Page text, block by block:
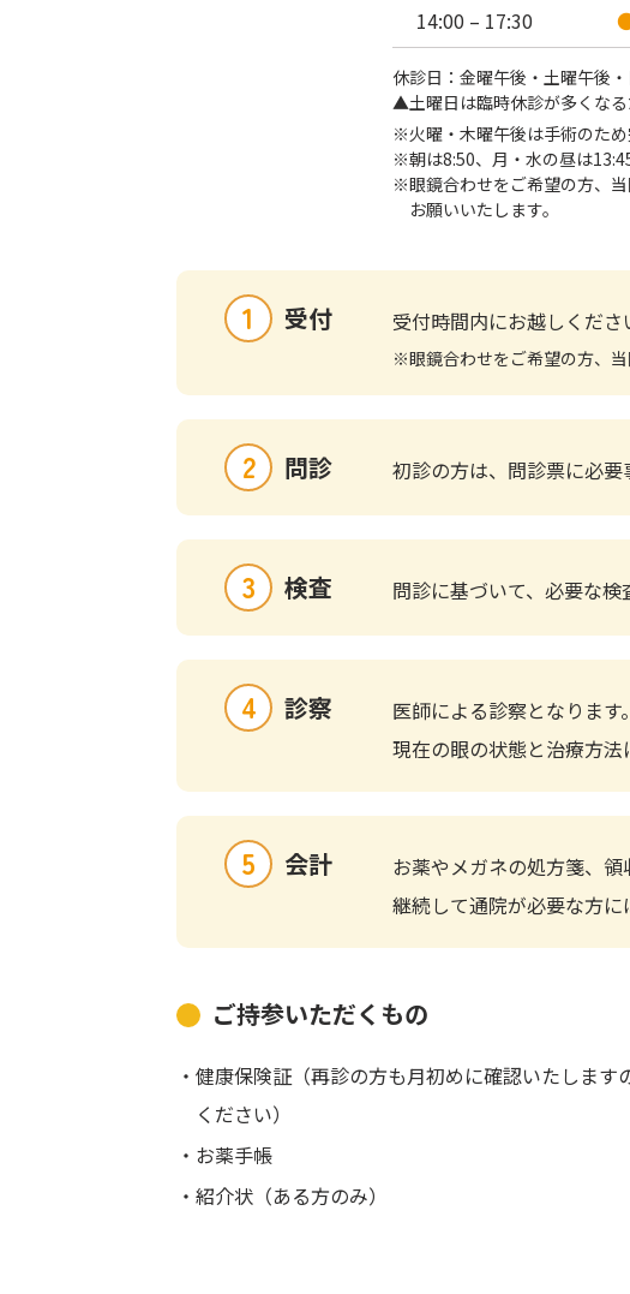
14:00 – 17:30
休診日：金曜午後・土曜午後
▲土曜日は臨時休診が多くなる
※火曜・木曜午後は手術のため
※朝は8:50、月・水の昼は
※眼鏡合わせをご希望の方、
お願いいたします。
1 受付 受付時間内にお越しくだ
※眼鏡合わせをご希望の方、
2 問診 初診の方は、問診票に必要
3 検査 問診に基づいて、必要な検
4 診察
医師による診察となります
現在の眼の状態と治療方法
5 会計
お薬やメガネの処方箋、領
継続して通院が必要な方に
ご持参いただくもの
・健康保険証（再診の方も月初めに確認いたします
ください）
・お薬手帳
・紹介状（ある方のみ）